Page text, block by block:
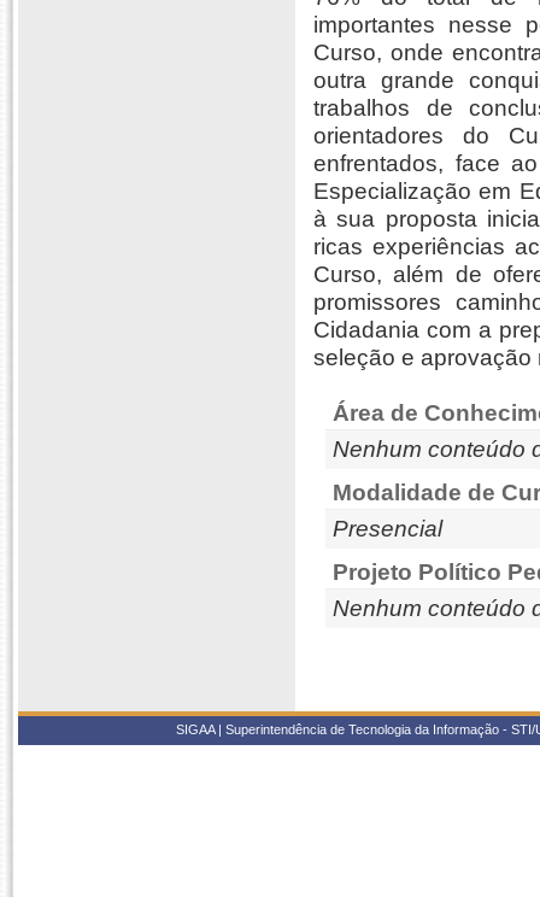
importantes nesse
Curso, onde
outra grande
trabalhos de
orientadores do
enfrentados, face
Especialização em
à sua proposta
ricas experiências
Curso, além de
promissores
Cidadania com a
seleção e aprovação
Área de
Nenhum conteúdo
Modalidade de
Presencial
Projeto Político
Nenhum conteúdo
SIGAA | Superintendência de Tecnologia da Informação -